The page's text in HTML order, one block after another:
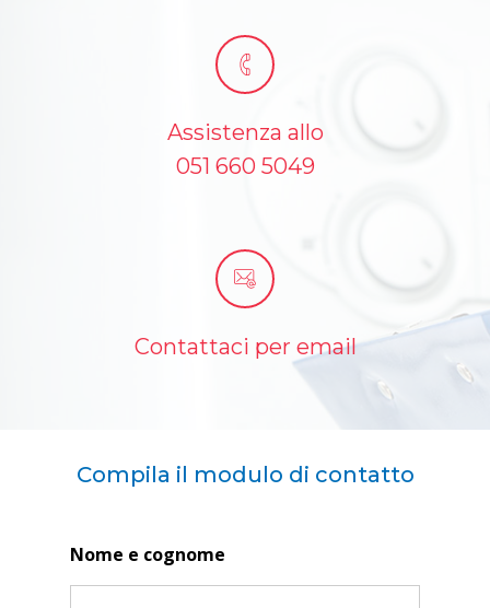
Assistenza allo
051 660 5049
Contattaci per email
Compila il modulo di contatto
Nome e cognome